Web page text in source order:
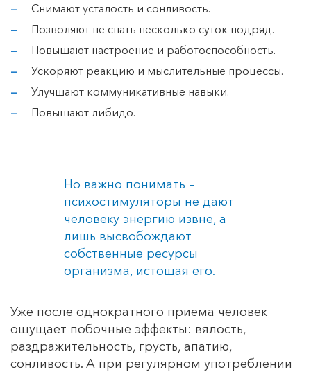
Снимают усталость и сонливость.
Позволяют не спать несколько суток подряд.
Повышают настроение и работоспособность.
Ускоряют реакцию и мыслительные процессы.
Улучшают коммуникативные навыки.
Повышают либидо.
Но важно понимать –
психостимуляторы не дают
человеку энергию извне, а
лишь высвобождают
собственные ресурсы
организма, истощая его.
Уже после однократного приема человек
ощущает побочные эффекты: вялость,
раздражительность, грусть, апатию,
сонливость. А при регулярном употреблении